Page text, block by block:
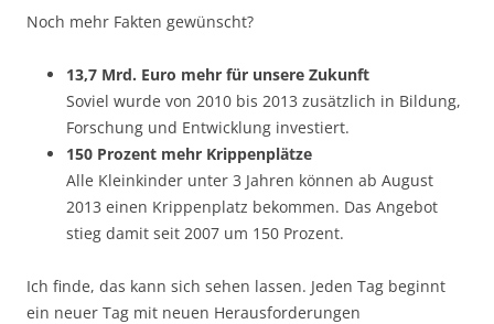
Noch mehr Fakten gewünscht?
13,7 Mrd. Euro mehr für unsere Zukunft
Soviel wurde von 2010 bis 2013 zusätzlich in Bildung,
Forschung und Entwicklung investiert.
150 Prozent mehr Krippenplätze
Alle Kleinkinder unter 3 Jahren können ab August
2013 einen Krippenplatz bekommen. Das Angebot
stieg damit seit 2007 um 150 Prozent.
Ich finde, das kann sich sehen lassen. Jeden Tag beginnt
ein neuer Tag mit neuen Herausforderungen